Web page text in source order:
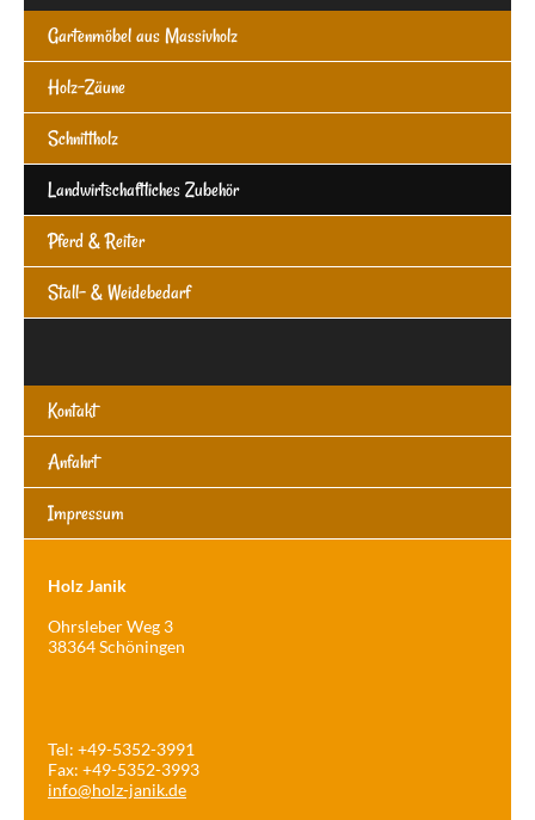
Gartenmöbel aus Massivholz
Holz-Zäune
Schnittholz
Landwirtschaftliches Zubehör
Pferd & Reiter
Stall- & Weidebedarf
Kontakt
Anfahrt
Impressum
Holz Janik
Ohrsleber Weg 3
38364 Schöningen
Tel: +49-5352-3991
Fax: +49-5352-3993
info@holz-janik.de